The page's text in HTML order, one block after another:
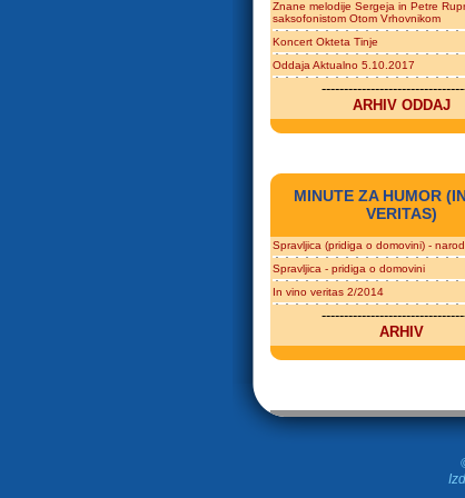
Znane melodije Sergeja in Petre
saksofonistom Otom Vrhovnikom
Koncert Okteta Tinje
Oddaja Aktualno 5.10.2017
ARHIV ODDAJ
MINUTE ZA HUMOR
VERITAS)
Spravljica (pridiga o domovini) -
Spravljica - pridiga o domovini
In vino veritas 2/2014
ARHIV